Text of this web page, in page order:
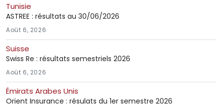
Tunisie
ASTREE : résultats au 30/06/2026
Août 6, 2026
Suisse
Swiss Re : résultats semestriels 2026
Août 6, 2026
Émirats Arabes Unis
Orient Insurance : résulats du 1er semestre 2026